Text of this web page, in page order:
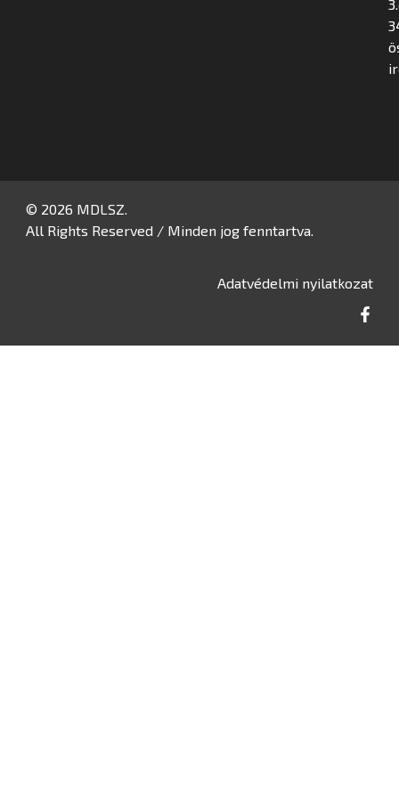
© 2026 MDLSZ.
All Rights Reserved / Minden jog fenntartva.
Adatvédelmi nyilatkozat